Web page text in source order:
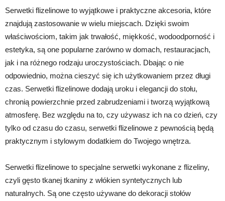
Serwetki flizelinowe to wyjątkowe i praktyczne akcesoria, które
znajdują zastosowanie w wielu miejscach. Dzięki swoim
właściwościom, takim jak trwałość, miękkość, wodoodporność i
estetyka, są one popularne zarówno w domach, restauracjach,
jak i na różnego rodzaju uroczystościach. Dbając o nie
odpowiednio, można cieszyć się ich użytkowaniem przez długi
czas. Serwetki flizelinowe dodają uroku i elegancji do stołu,
chronią powierzchnie przed zabrudzeniami i tworzą wyjątkową
atmosferę. Bez względu na to, czy używasz ich na co dzień, czy
tylko od czasu do czasu, serwetki flizelinowe z pewnością będą
praktycznym i stylowym dodatkiem do Twojego wnętrza.
Serwetki flizelinowe to specjalne serwetki wykonane z flizeliny,
czyli gęsto tkanej tkaniny z włókien syntetycznych lub
naturalnych. Są one często używane do dekoracji stołów